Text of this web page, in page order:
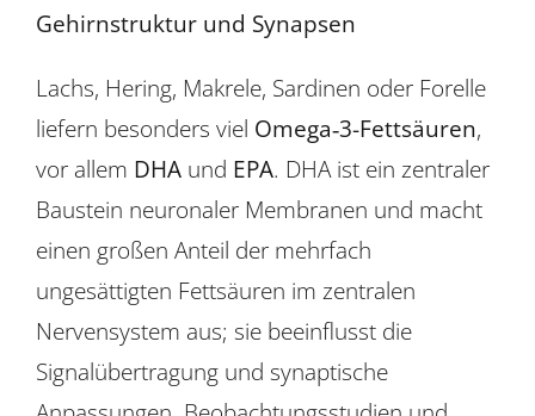
Gehirnstruktur und Synapsen
Lachs, Hering, Makrele, Sardinen oder Forelle
liefern besonders viel Omega‑3-Fettsäuren,
vor allem DHAund EPA. DHA ist ein zentraler
Baustein neuronaler Membranen und macht
einen großen Anteil der mehrfach
ungesättigten Fettsäuren im zentralen
Nervensystem aus; sie beeinflusst die
Signalübertragung und synaptische